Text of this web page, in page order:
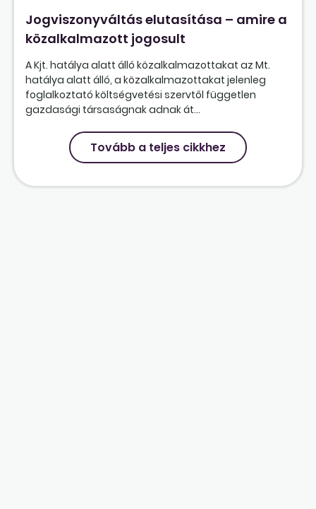
Jogviszonyváltás elutasítása – amire a
közalkalmazott jogosult
A Kjt. hatálya alatt álló közalkalmazottakat az Mt.
hatálya alatt álló, a közalkalmazottakat jelenleg
foglalkoztató költségvetési szervtől független
gazdasági társaságnak adnak át...
Tovább a teljes cikkhez